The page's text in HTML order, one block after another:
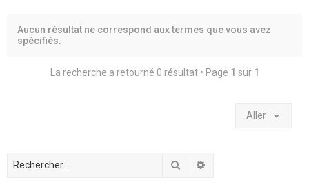
Aucun résultat ne correspond aux termes que vous avez
spécifiés.
La recherche a retourné 0 résultat • Page 1 sur 1
Aller
Rechercher